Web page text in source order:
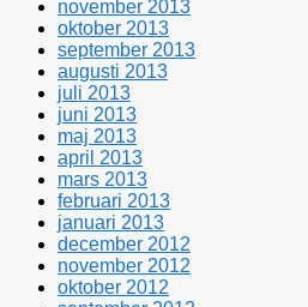
november 2013
oktober 2013
september 2013
augusti 2013
juli 2013
juni 2013
maj 2013
april 2013
mars 2013
februari 2013
januari 2013
december 2012
november 2012
oktober 2012